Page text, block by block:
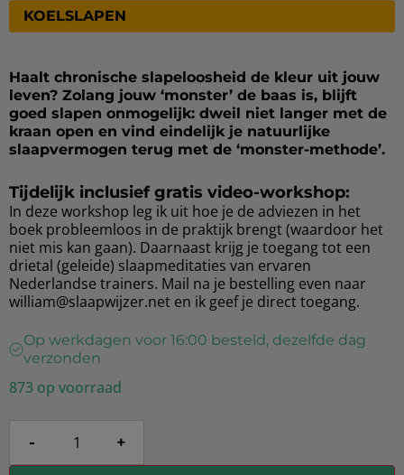
KOELSLAPEN
Haalt chronische slapeloosheid de kleur uit jouw
leven? Zolang jouw ‘monster’ de baas is, blijft
goed slapen onmogelijk: dweil niet langer met de
kraan open en vind eindelijk je natuurlijke
slaapvermogen terug met de ‘monster-methode’.
Tijdelijk inclusief gratis video-workshop:
In deze workshop leg ik uit hoe je de adviezen in het
boek probleemloos in de praktijk brengt (waardoor het
niet mis kan gaan). Daarnaast krijg je toegang tot een
drietal (geleide) slaapmeditaties van ervaren
Nederlandse trainers. Mail na je bestelling even naar
william@slaapwijzer.net en ik geef je direct toegang.
Op werkdagen voor 16:00 besteld, dezelfde dag
verzonden
873 op voorraad
- +